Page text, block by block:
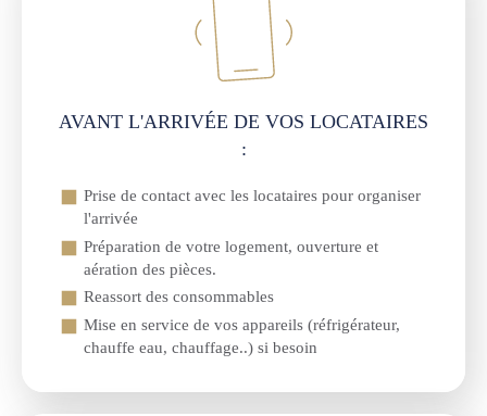
AVANT L'ARRIVÉE DE VOS LOCATAIRES
:
Prise de contact avec les locataires pour organiser
l'arrivée
Préparation de votre logement, ouverture et
aération des pièces.
Reassort des consommables
Mise en service de vos appareils (réfrigérateur,
chauffe eau, chauffage..) si besoin